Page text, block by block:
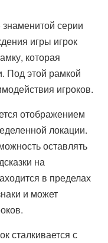
серии
игры игрок
которая
Под этой рамкой
игроков.
отображением
локации.
оставлять
на
в пределах
и может
сталкивается с